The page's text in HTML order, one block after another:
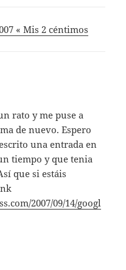
« Mis 2 céntimos
rato y me puse a
de nuevo. Espero
una entrada en
tiempo y que tenia
que si estáis
2007/09/14/googl